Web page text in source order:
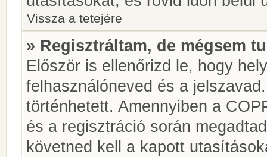
Vissza a tetejére
» Regisztráltam, de mégsem
Először is ellenőrizd le, hogy
felhasználóneved és a
történhetett. Amennyiben a
és a regisztráció során
követned kell a kapott